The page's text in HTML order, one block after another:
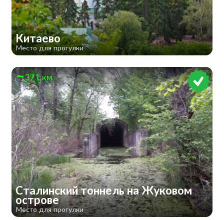
Китаево
Место для прогулки
371 км
Сталинский тоннель на Жуковом
острове
Место для прогулки